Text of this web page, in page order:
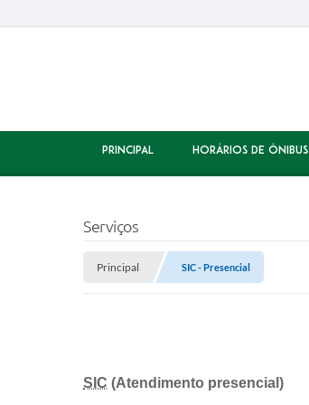
PRINCIPAL HORÁRIOS DE ÔNIBUS
Serviços
Principal SIC - Presencial
SIC (Atendimento presencial)